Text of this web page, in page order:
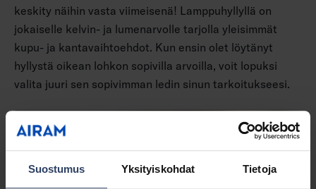
Suostumus Yksityiskohdat Tietoja
keskity näihin vasta viimeisenä! Lamppuhyllyllä on
jokaiselle kelvin- ja lumenarvolle tarjolla yleisimmät
kupu- ja kantavaihtoehdot. Kun ensin olet löytänyt
hyllystä oikean lohkon sopivilla arvoilla, voit lopuksi
valita juuri sen sopivimman ledin sinun tarkoitukseesi.